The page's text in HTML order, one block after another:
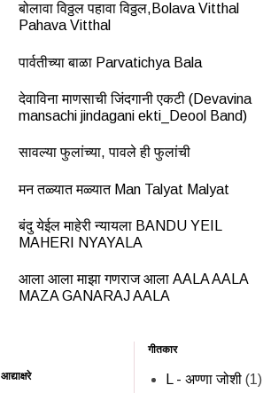
बोलावा विठ्ठल पहावा विठ्ठल,Bolava Vitthal
Pahava Vitthal
पार्वतीच्या बाळा Parvatichya Bala
देवाविना माणसाची जिंदगानी एकटी (Devavina
mansachi jindagani ekti_Deool Band)
सावल्या फुलांच्या, पावले ही फुलांची
मन तळ्यात मळ्यात Man Talyat Malyat
बंदु येईल माहेरी न्यायला BANDU YEIL
MAHERI NYAYALA
आला आला माझा गणराज आला AALA AALA
MAZA GANARAJ AALA
आद्याक्षरे
गीतकार
L - अण्णा जोशी (1)